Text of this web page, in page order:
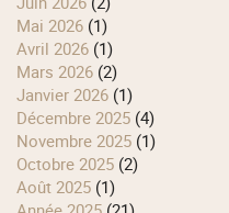
mai 2026 (1)
avril 2026 (1)
mars 2026 (2)
janvier 2026 (1)
décembre 2025 (4)
novembre 2025 (1)
octobre 2025 (2)
août 2025 (1)